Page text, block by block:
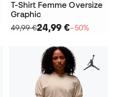
T-Shirt Femme Oversize
Graphic
49,99 €24,99 €−50%